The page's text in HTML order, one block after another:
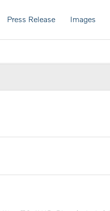
Press Release Images